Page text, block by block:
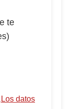
te
datos